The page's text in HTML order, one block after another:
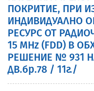
ПОКРИТИЕ, ПРИ
ИНДИВИДУАЛНО
РЕСУРС ОТ
15 MHz (FDD) В
РЕШЕНИЕ № 931
ДВ.бр.78 / 11г./